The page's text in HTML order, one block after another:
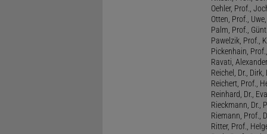
Oehler, Prof.,
Otten, Prof.,
Palm, Prof.,
Pawelzik, Prof.,
Pickenhain,
Ravati,
Reichel, Dr., Dirk,
Reichert, Prof.,
Reinhard, Dr.,
Rieckmann, Dr.,
Riemann, Prof.,
Ritter, Prof.,